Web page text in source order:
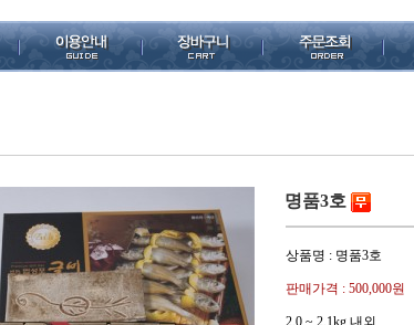
명품3호
상품명 : 명품3호
판매가격 : 500,000원
2.0 ~ 2.1kg 내외